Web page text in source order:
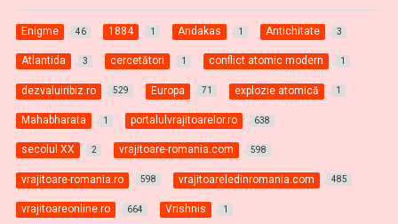
Enigme 46 1884 1 Andakas 1 Antichitate 3
Atlantida 3 cercetători 1 conflict atomic modern 1
dezvaluiribiz.ro 529 Europa 71 explozie atomică 1
Mahabharata 1 portalulvrajitoarelor.ro 638
secolul XX 2 vrajitoare-romania.com 598
vrajitoare-romania.ro 598 vrajitoareledinromania.com 485
vrajitoareonline.ro 664 Vrishnis 1